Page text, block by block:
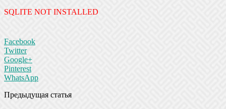
SQLITE NOT INSTALLED
Facebook
Twitter
Google+
Pinterest
WhatsApp
Предыдущая статья